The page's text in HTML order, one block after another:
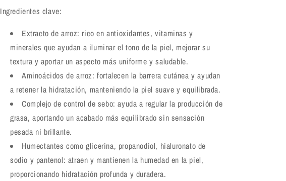
Ingredientes clave:
Extracto de arroz: rico en antioxidantes, vitaminas y
minerales que ayudan a iluminar el tono de la piel, mejorar su
textura y aportar un aspecto más uniforme y saludable.
Aminoácidos de arroz: fortalecen la barrera cutánea y ayudan
a retener la hidratación, manteniendo la piel suave y equilibrada.
Complejo de control de sebo: ayuda a regular la producción de
grasa, aportando un acabado más equilibrado sin sensación
pesada ni brillante.
Humectantes como glicerina, propanodiol, hialuronato de
sodio y pantenol: atraen y mantienen la humedad en la piel,
proporcionando hidratación profunda y duradera.